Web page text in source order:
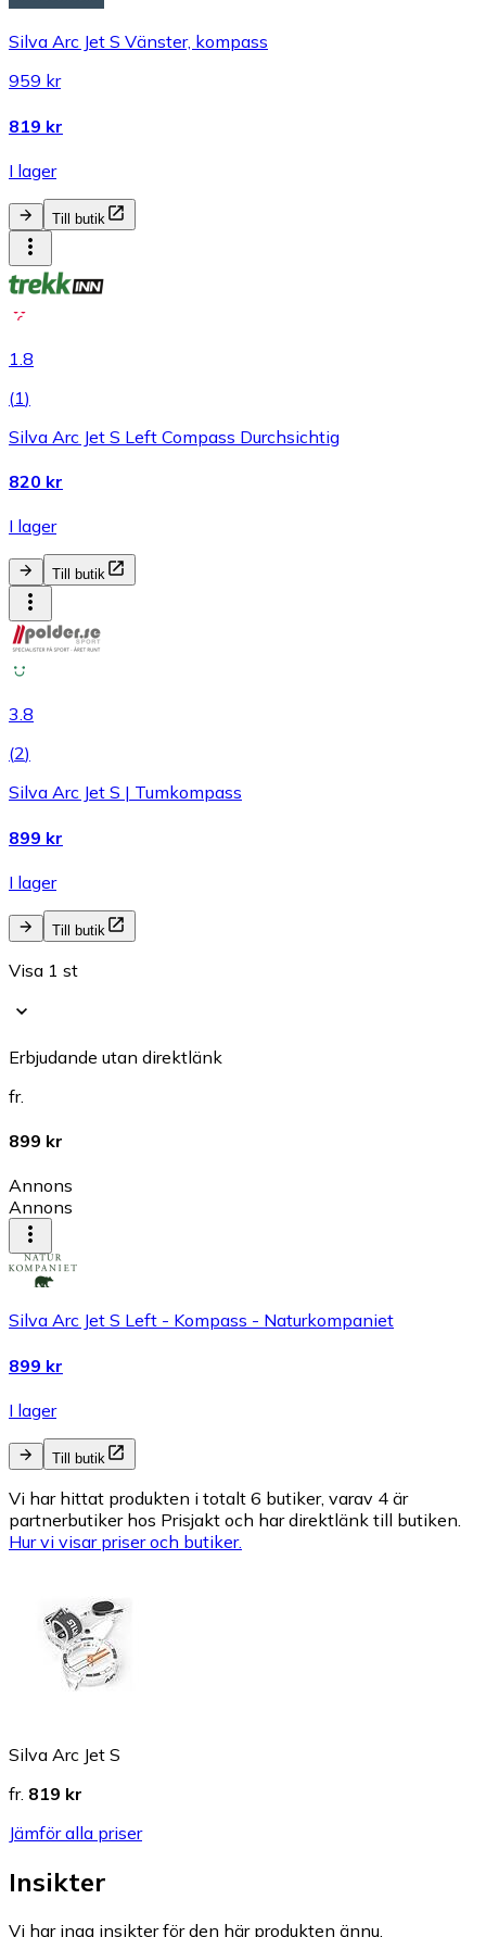
Silva Arc Jet S Vänster, kompass
959 kr
819 kr
I lager
Till butik
1.8
(1)
Silva Arc Jet S Left Compass Durchsichtig
820 kr
I lager
Till butik
3.8
(2)
Silva Arc Jet S | Tumkompass
899 kr
I lager
Till butik
Visa 1 st
Erbjudande utan direktlänk
fr.
899 kr
Annons
Annons
Silva Arc Jet S Left - Kompass - Naturkompaniet
899 kr
I lager
Till butik
Vi har hittat produkten i totalt 6 butiker, varav 4 är
partnerbutiker hos Prisjakt och har direktlänk till butiken.
Hur vi visar priser och butiker.
Silva Arc Jet S
fr. 819 kr
Jämför alla priser
Insikter
Vi har inga insikter för den här produkten ännu.